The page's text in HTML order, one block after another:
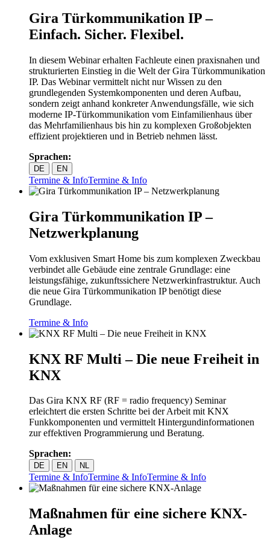
Gira Türkommunikation IP –
Einfach. Sicher. Flexibel.
In diesem Webinar erhalten Fachleute einen praxisnahen und
strukturierten Einstieg in die Welt der Gira Türkommunikation
IP. Das Webinar vermittelt nicht nur Wissen zu den
grundlegenden Systemkomponenten und deren Aufbau,
sondern zeigt anhand konkreter Anwendungsfälle, wie sich
moderne IP‑Türkommunikation vom Einfamilienhaus über
das Mehrfamilienhaus bis hin zu komplexen Großobjekten
effizient projektieren und in Betrieb nehmen lässt.
Sprachen:
DE EN
Termine & InfoTermine & Info
Gira Türkommunikation IP –
Netzwerkplanung
Vom exklusiven Smart Home bis zum komplexen Zweckbau
verbindet alle Gebäude eine zentrale Grundlage: eine
leistungsfähige, zukunftssichere Netzwerkinfrastruktur. Auch
die neue Gira Türkommunikation IP benötigt diese
Grundlage.
Termine & Info
KNX RF Multi – Die neue Freiheit in
KNX
Das Gira KNX RF (RF = radio frequency) Seminar
erleichtert die ersten Schritte bei der Arbeit mit KNX
Funkkomponenten und vermittelt Hintergundinformationen
zur effektiven Programmierung und Beratung.
Sprachen:
DE EN NL
Termine & InfoTermine & InfoTermine & Info
Maßnahmen für eine sichere KNX-
Anlage